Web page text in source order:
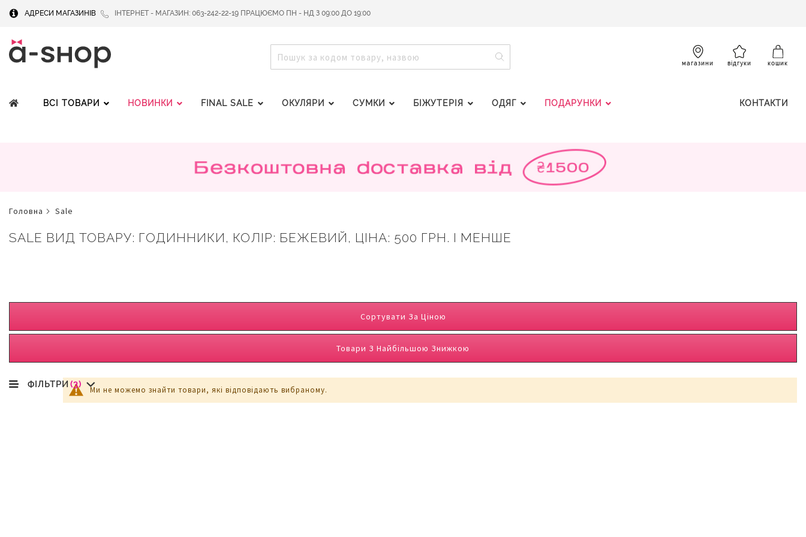
АДРЕСИ МАГАЗИНІВ ІНТЕРНЕТ - МАГАЗИН: 063-242-22-19 ПРАЦЮЄМО ПН - НД З 09:00 ДО 19:00
ПОШУК
магазини відгуки кошик
ВСІ ТОВАРИ НОВИНКИ FINAL SALE ОКУЛЯРИ СУМКИ БІЖУТЕРІЯ ОДЯГ ПОДАРУНКИ КОНТАКТИ
головна sale
SALE ВИД ТОВАРУ: ГОДИННИКИ, КОЛІР: БЕЖЕВИЙ, ЦІНА: 500 ГРН. І МЕНШЕ
Сортувати За Ціною
Товари З Найбільшою Знижкою
Ми не можемо знайти товари, які відповідають вибраному.
ФІЛЬТРИ (3)